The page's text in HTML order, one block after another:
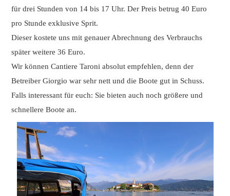
für drei Stunden von 14 bis 17 Uhr. Der Preis betrug 40 Euro
pro Stunde exklusive Sprit.
Dieser kostete uns mit genauer Abrechnung des Verbrauchs
später weitere 36 Euro.
Wir können Cantiere Taroni absolut empfehlen, denn der
Betreiber Giorgio war sehr nett und die Boote gut in Schuss.
Falls interessant für euch: Sie bieten auch noch größere und
schnellere Boote an.